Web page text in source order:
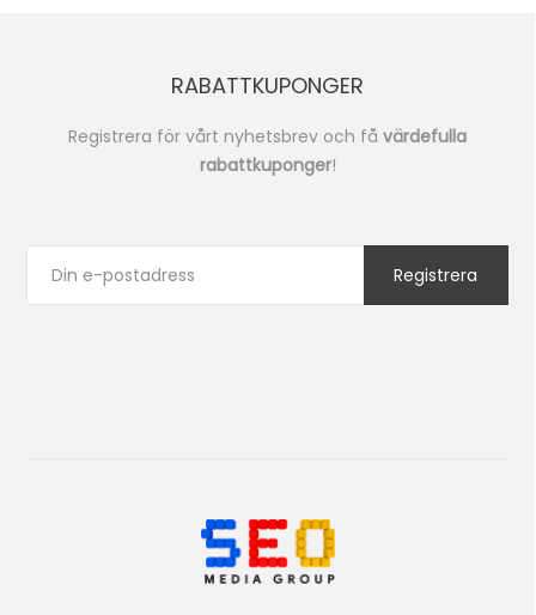
RABATTKUPONGER
Registrera för vårt nyhetsbrev och få värdefulla
rabattkuponger!